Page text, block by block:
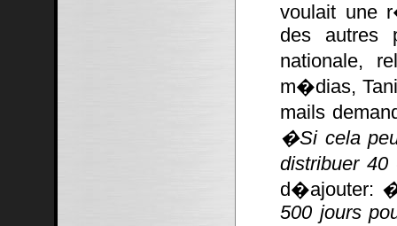
voulait une
des autres
nationale,
m�dias,
mails
�Si cela
distribuer
d�ajouter:
500 jours